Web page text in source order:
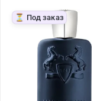
⏳ Под заказ